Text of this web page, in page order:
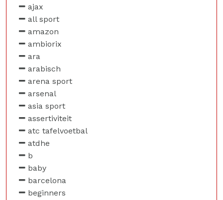
ajax
all sport
amazon
ambiorix
ara
arabisch
arena sport
arsenal
asia sport
assertiviteit
atc tafelvoetbal
atdhe
b
baby
barcelona
beginners